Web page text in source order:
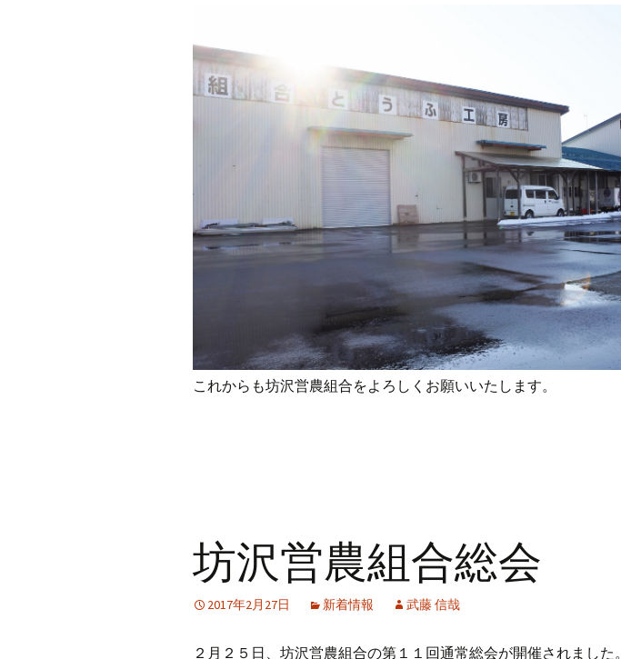
これからも坊沢営農組合をよろしくお願いいたします。
坊沢営農組合総会
2017年2月27日 新着情報 武藤 信哉
２月２５日、坊沢営農組合の第１１回通常総会が開催されました。